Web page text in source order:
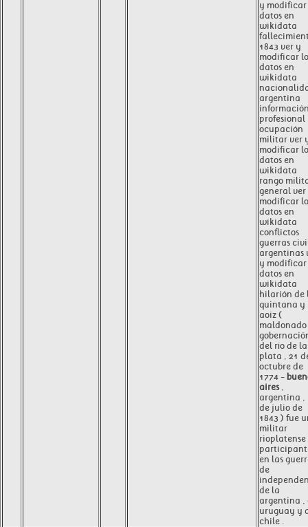
y modificar
datos en
wikidata
1843 ver y
modificar
datos en
wikidata
argentina
profesional
ocupación
militar ver
modificar
datos en
wikidata
rango
general ver
modificar
datos en
wikidata
conflictos
guerras
argentinas
y modificar
datos en
wikidata
hilarión de
quintana y
aoiz (
maldonado
del río de la
plata , 21
octubre de
1774 -
aires,
argentina ,
de julio de
1843 ) fue
militar
rioplatense
en las
de
de la
argentina ,
uruguay y
chile .